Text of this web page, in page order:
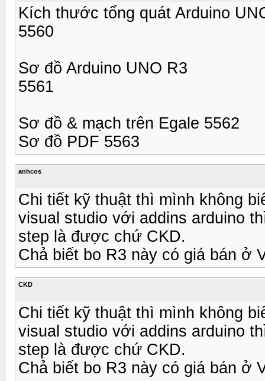
Kích thước tổng quát Arduino
5560
Sơ đồ Arduino UNO R3
5561
Sơ đồ & mạch trên Egale 5562
Sơ đồ PDF 5563
anhcos
Chi tiết kỹ thuật thì mình không
visual studio với addins arduino
step là được chứ CKD.
Chả biết bo R3 này có giá bán ở
CKD
Chi tiết kỹ thuật thì mình không
visual studio với addins arduino
step là được chứ CKD.
Chả biết bo R3 này có giá bán ở